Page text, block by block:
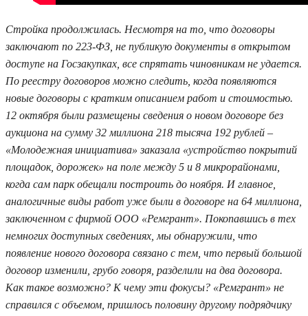
Стройка продолжилась. Несмотря на то, что договоры
заключают по 223-ФЗ, не публикую документы в открытом
доступе на Госзакупках, все спрятать чиновникам не удается.
По реестру договоров можно следить, когда появляются
новые договоры с кратким описанием работ и стоимостью.
12 октября были размещены сведения о новом договоре без
аукциона на сумму 32 миллиона 218 тысяча 192 рублей –
«Молодежная инициатива» заказала «устройство покрытий
площадок, дорожек» на поле между 5 и 8 микрорайонами,
когда сам парк обещали построить до ноября. И главное,
аналогичные виды работ уже были в договоре на 64 миллиона,
заключенном с фирмой ООО «Ремгрант». Покопавшись в тех
немногих доступных сведениях, мы обнаружили, что
появление нового договора связано с тем, что первый большой
договор изменили, грубо говоря, разделили на два договора.
Как такое возможно? К чему эти фокусы? «Ремгрант» не
справился с объемом, пришлось половину другому подрядчику